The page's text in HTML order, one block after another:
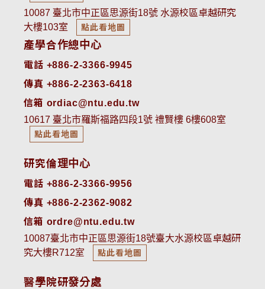
10087 臺北市中正區思源街18號 水源校區卓越研究
大樓103室
點此看地圖
產學合作總中心
電話 +886-2-3366-9945
傳真 +886-2-2363-6418
信箱 ordiac@ntu.edu.tw
10617 臺北市羅斯福路四段1號 禮賢樓 6樓608室
點此看地圖
研究倫理中心
電話 +886-2-3366-9956
傳真 +886-2-2362-9082
信箱 ordre@ntu.edu.tw
10087臺北市中正區思源街18號臺大水源校區卓越研
究大樓R712室
點此看地圖
醫學院研發分處